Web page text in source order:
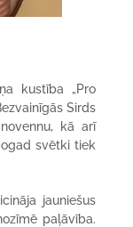
kustība „Pro
Sirds
kā arī
svētki tiek
jauniešus
paļāvība.